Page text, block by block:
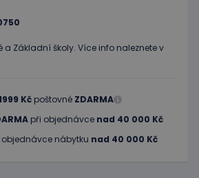
a Základní školy. Více info naleznete v
Kč poštovné ZDARMA
při objednávce nad 40 000 Kč
objednávce nábytku nad 40 000 Kč